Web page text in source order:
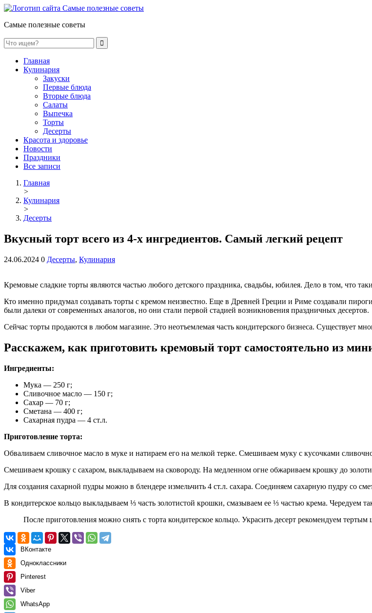
Самые полезные советы
Главная
Кулинария
Закуски
Первые блюда
Вторые блюда
Салаты
Выпечка
Торты
Десерты
Красота и здоровье
Новости
Праздники
Все записи
Главная
>
Кулинария
>
Десерты
Вкусный торт всего из 4-х ингредиентов. Самый легкий рецепт
24.06.2024 0 Десерты, Кулинария
Кремовые сладкие торты являются частью любого детского праздника, свадьбы, юбилея. Дело в том, что
Кто именно придумал создавать торты с кремом неизвестно. Еще в Древней Греции и Риме создавали
были далеки от современных аналогов, но они стали первой стадией возникновения праздничных десертов.
Сейчас торты продаются в любом магазине. Это неотъемлемая часть кондитерского бизнеса. Существует
Расскажем, как приготовить кремовый торт самостоятельно из
Ингредиенты:
Мука — 250 г;
Сливочное масло — 150 г;
Сахар — 70 г;
Сметана — 400 г;
Сахарная пудра — 4 ст.л.
Приготовление торта:
Обваливаем сливочное масло в муке и натираем его на мелкой терке. Смешиваем муку с кусочками
Смешиваем крошку с сахаром, выкладываем на сковороду. На медленном огне обжариваем крошку до
Для создания сахарной пудры можно в блендере измельчить 4 ст.л. сахара. Соединяем сахарную пудру со
В кондитерское кольцо выкладываем ⅓ часть золотистой крошки, смазываем ее ⅓ частью крема. Чередуем
После приготовления можно снять с торта кондитерское кольцо. Украсить десерт рекомендуем тертым
ВКонтакте
Одноклассники
Pinterest
Viber
WhatsApp